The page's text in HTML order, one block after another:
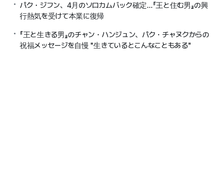
パク・ジフン、4月のソロカムバック確定…『王と住む男』の興
行熱気を受けて本業に復帰
『王と生きる男』のチャン・ハンジュン、パク・チャヌクからの
祝福メッセージを自慢 "生きているとこんなこともある"